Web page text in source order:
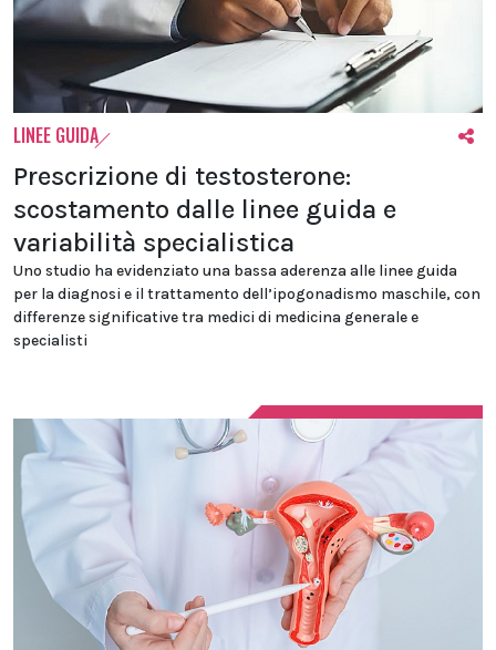
LINEE GUIDA
Prescrizione di testosterone:
scostamento dalle linee guida e
variabilità specialistica
Uno studio ha evidenziato una bassa aderenza alle linee guida
per la diagnosi e il trattamento dell’ipogonadismo maschile, con
differenze significative tra medici di medicina generale e
specialisti